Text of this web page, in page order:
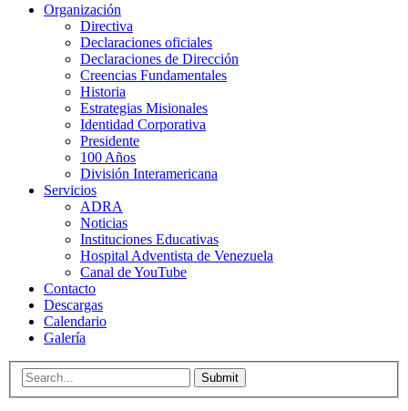
Organización
Directiva
Declaraciones oficiales
Declaraciones de Dirección
Creencias Fundamentales
Historia
Estrategias Misionales
Identidad Corporativa
Presidente
100 Años
División Interamericana
Servicios
ADRA
Noticias
Instituciones Educativas
Hospital Adventista de Venezuela
Canal de YouTube
Contacto
Descargas
Calendario
Galería
Submit